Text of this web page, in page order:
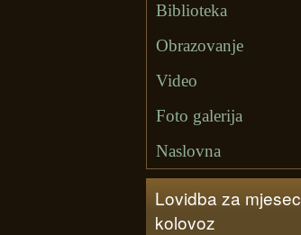
Biblioteka
Obrazovanje
Video
Foto galerija
Naslovna
Lovidba za mjesec
kolovoz